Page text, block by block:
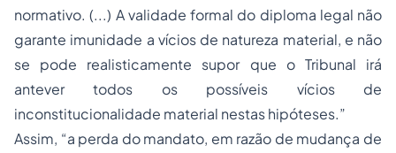
normativo. (...) A validade formal do diploma legal não
garante imunidade a vícios de natureza material, e não
se pode realisticamente supor que o Tribunal irá
antever todos os possíveis vícios de
inconstitucionalidade material nestas hipóteses.”
Assim, “a perda do mandato, em razão de mudança de